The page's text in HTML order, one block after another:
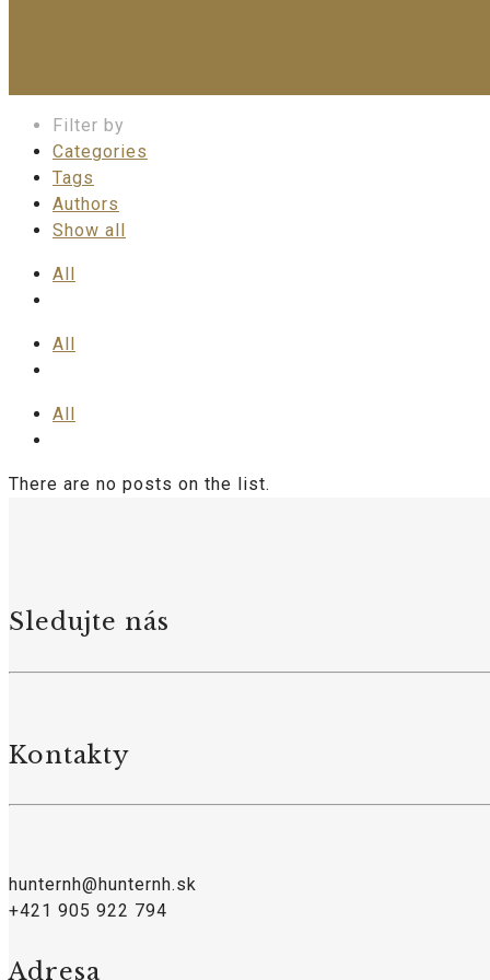
Filter by
Categories
Tags
Authors
Show all
All
All
All
There are no posts on the list.
Sledujte nás
Kontakty
hunternh@hunternh.sk
+421 905 922 794
Adresa